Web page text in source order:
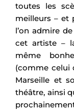
toutes les
meilleurs – et
l’on admire
cet artiste –
même
(comme celui
Marseille et
théâtre, ainsi